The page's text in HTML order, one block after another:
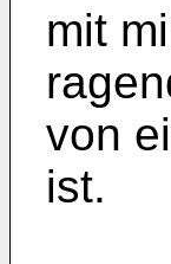
mit
von
ist.